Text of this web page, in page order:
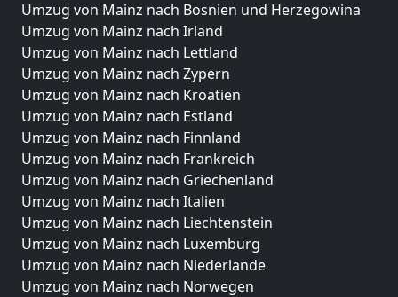
Umzug von Mainz nach Bosnien und Herzegowina
Umzug von Mainz nach Irland
Umzug von Mainz nach Lettland
Umzug von Mainz nach Zypern
Umzug von Mainz nach Kroatien
Umzug von Mainz nach Estland
Umzug von Mainz nach Finnland
Umzug von Mainz nach Frankreich
Umzug von Mainz nach Griechenland
Umzug von Mainz nach Italien
Umzug von Mainz nach Liechtenstein
Umzug von Mainz nach Luxemburg
Umzug von Mainz nach Niederlande
Umzug von Mainz nach Norwegen